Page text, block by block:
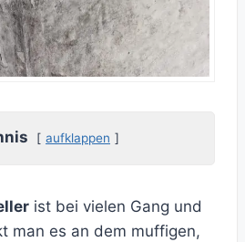
aufklappen
ist bei vielen Gang und
man es an dem muffigen,